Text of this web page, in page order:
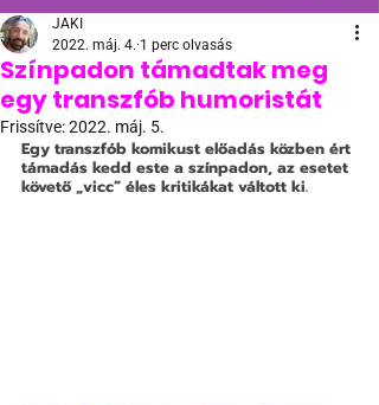
Színpadon támadtak meg
egy transzfób humoristát
JAKI
2022. máj. 4. 1 perc olvasás
Frissítve:2022. máj. 5.
Egy transzfób komikust előadás közben ért
támadás kedd este a színpadon, az esetet
követő „vicc” éles kritikákat váltott ki.